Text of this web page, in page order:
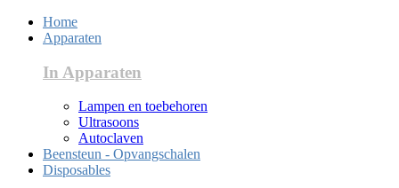
Home
Apparaten
In Apparaten
Lampen en toebehoren
Ultrasoons
Autoclaven
Beensteun - Opvangschalen
Disposables